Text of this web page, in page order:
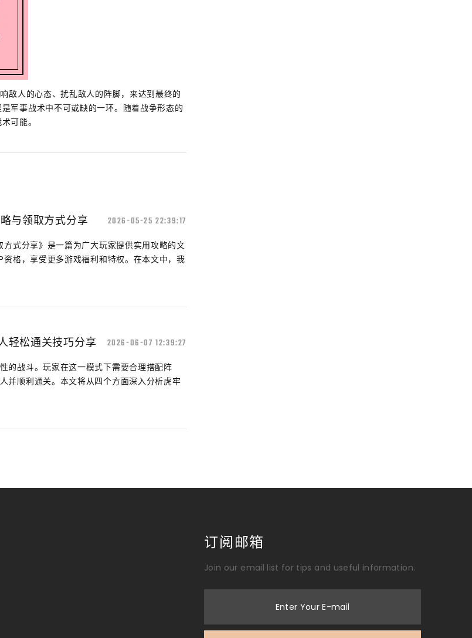
敌人的心态、扰乱敌人的阵脚，来达到最终的
军事战术中不可或缺的一环。随着战争形态的
可能。
与领取方式分享 2026-05-25 22:39:17
方式分享》是一篇为广大玩家提供实用攻略的文
格，享受更多游戏福利和特权。在本文中，我
轻松通关技巧分享 2026-06-07 12:39:27
的战斗。玩家在这一模式下需要合理搭配阵
并顺利通关。本文将从四个方面深入分析虎牢
订阅邮箱
Join our email list for tips and useful information.
Enter Your E-mail